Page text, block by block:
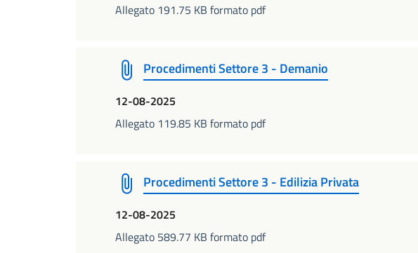
Allegato 191.75 KB formato pdf
Procedimenti Settore 3 - Demanio
12-08-2025
Allegato 119.85 KB formato pdf
Procedimenti Settore 3 - Edilizia Privata
12-08-2025
Allegato 589.77 KB formato pdf